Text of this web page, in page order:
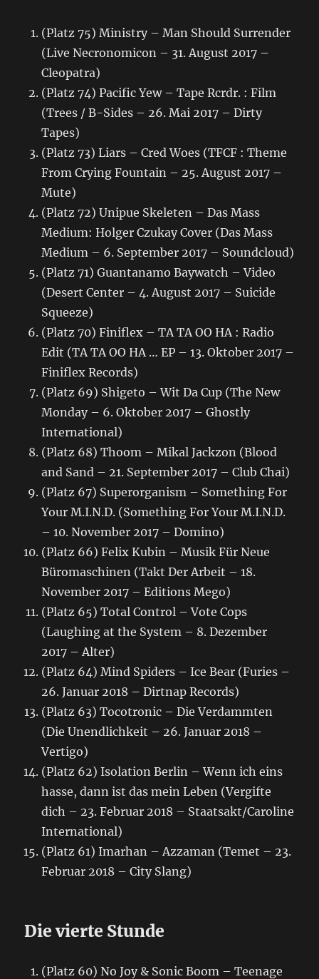
(Platz 75) Ministry – Man Should Surrender
(Live Necronomicon – 31. August 2017 –
Cleopatra)
(Platz 74) Pacific Yew – Tape Rcrdr. : Film
(Trees / B-Sides – 26. Mai 2017 – Dirty
Tapes)
(Platz 73) Liars – Cred Woes (TFCF : Theme
From Crying Fountain – 25. August 2017 –
Mute)
(Platz 72) Unipue Skeleten – Das Mass
Medium: Holger Czukay Cover (Das Mass
Medium – 6. September 2017 – Soundcloud)
(Platz 71) Guantanamo Baywatch – Video
(Desert Center – 4. August 2017 – Suicide
Squeeze)
(Platz 70) Finiflex – TA TA OO HA : Radio
Edit (TA TA OO HA … EP – 13. Oktober 2017 –
Finiflex Records)
(Platz 69) Shigeto – Wit Da Cup (The New
Monday – 6. Oktober 2017 – Ghostly
International)
(Platz 68) Thoom – Mikal Jackzon (Blood
and Sand – 21. September 2017 – Club Chai)
(Platz 67) Superorganism – Something For
Your M.I.N.D. (Something For Your M.I.N.D.
– 10. November 2017 – Domino)
(Platz 66) Felix Kubin – Musik Für Neue
Büromaschinen (Takt Der Arbeit – 18.
November 2017 – Editions Mego)
(Platz 65) Total Control – Vote Cops
(Laughing at the System – 8. Dezember
2017 – Alter)
(Platz 64) Mind Spiders – Ice Bear (Furies –
26. Januar 2018 – Dirtnap Records)
(Platz 63) Tocotronic – Die Verdammten
(Die Unendlichkeit – 26. Januar 2018 –
Vertigo)
(Platz 62) Isolation Berlin – Wenn ich eins
hasse, dann ist das mein Leben (Vergifte
dich – 23. Februar 2018 – Staatsakt/Caroline
International)
(Platz 61) Imarhan – Azzaman (Temet – 23.
Februar 2018 – City Slang)
Die vierte Stunde
(Platz 60) No Joy & Sonic Boom – Teenage